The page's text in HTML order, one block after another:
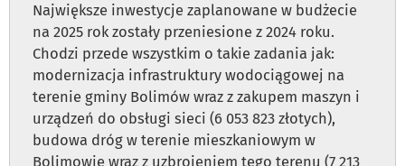
Największe inwestycje zaplanowane w budżecie
na 2025 rok zostały przeniesione z 2024 roku.
Chodzi przede wszystkim o takie zadania jak:
modernizacja infrastruktury wodociągowej na
terenie gminy Bolimów wraz z zakupem maszyn i
urządzeń do obsługi sieci (6 053 823 złotych),
budowa dróg w terenie mieszkaniowym w
Bolimowie wraz z uzbrojeniem tego terenu (7 213